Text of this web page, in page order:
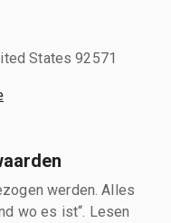
States 92571
werden. Alles
wo es ist“. Lesen